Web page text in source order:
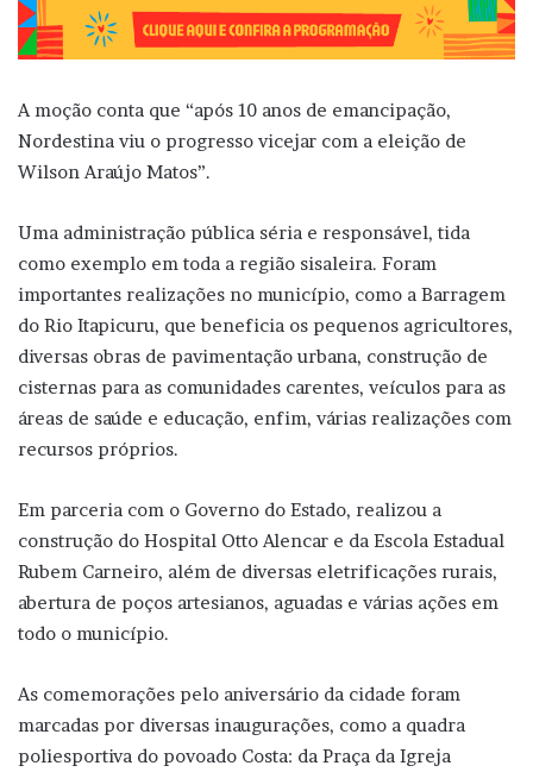
A moção conta que “após 10 anos de emancipação,
Nordestina viu o progresso vicejar com a eleição de
Wilson Araújo Matos”.
Uma administração pública séria e responsável, tida
como exemplo em toda a região sisaleira. Foram
importantes realizações no município, como a Barragem
do Rio Itapicuru, que beneficia os pequenos agricultores,
diversas obras de pavimentação urbana, construção de
cisternas para as comunidades carentes, veículos para as
áreas de saúde e educação, enfim, várias realizações com
recursos próprios.
Em parceria com o Governo do Estado, realizou a
construção do Hospital Otto Alencar e da Escola Estadual
Rubem Carneiro, além de diversas eletrificações rurais,
abertura de poços artesianos, aguadas e várias ações em
todo o município.
As comemorações pelo aniversário da cidade foram
marcadas por diversas inaugurações, como a quadra
poliesportiva do povoado Costa: da Praça da Igreja